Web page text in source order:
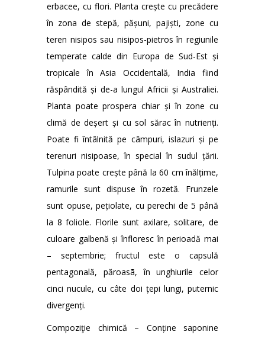
erbacee, cu flori. Planta crește cu precădere
în zona de stepă, pășuni, pajiști, zone cu
teren nisipos sau nisipos-pietros în regiunile
temperate calde din Europa de Sud-Est și
tropicale în Asia Occidentală, India fiind
răspândită și de-a lungul Africii și Australiei.
Planta poate prospera chiar și în zone cu
climă de deșert și cu sol sărac în nutrienți.
Poate fi întâlnită pe câmpuri, islazuri și pe
terenuri nisipoase, în special în sudul țării.
Tulpina poate crește până la 60 cm înălțime,
ramurile sunt dispuse în rozetă. Frunzele
sunt opuse, pețiolate, cu perechi de 5 până
la 8 foliole. Florile sunt axilare, solitare, de
culoare galbenă și înfloresc în perioadă mai
– septembrie; fructul este o capsulă
pentagonală, păroasã, în unghiurile celor
cinci nucule, cu câte doi țepi lungi, puternic
divergenți.
Compoziţie chimică – Conține saponine